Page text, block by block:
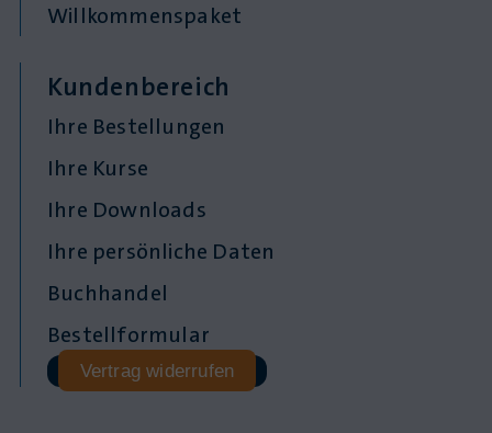
Willkommenspaket
Kundenbereich
Ihre Bestellungen
Ihre Kurse
Ihre Downloads
Ihre persönliche Daten
Buchhandel
Bestellformular
Vertrag widerrufen